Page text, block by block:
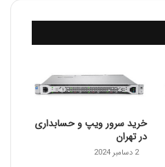
خرید سرور ویپ و حسابداری
در تهران
2 دسامبر 2024